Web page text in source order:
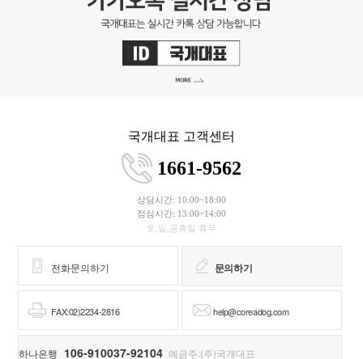
국개대표 고객센터
1661-9562
상담시간: 10:00~18:00
점심시간: 13:00~14:00
토,일,공휴일 휴무
전화문의하기 문의하기
FAX:02)2234-2816 help@coreadog.com
하나은행 106-910037-92104 예금주:(주)국개대표